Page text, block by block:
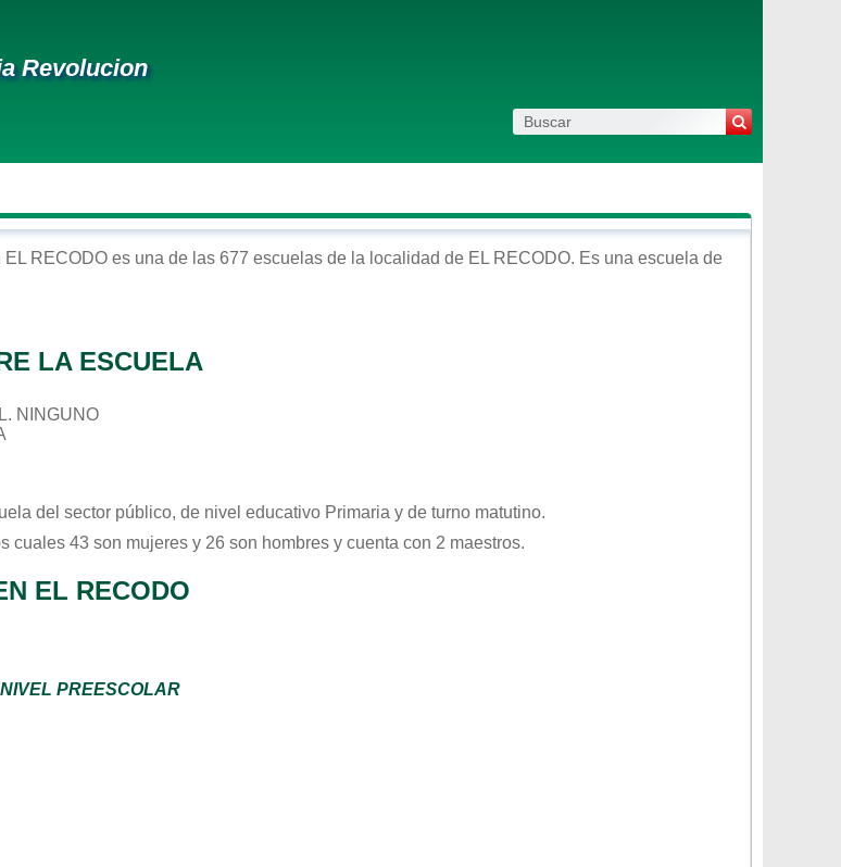
Revolucion
EL RECODO es una de las 677 escuelas de la localidad de EL RECODO. Es una escuela de
LA ESCUELA
NINGUNO
del sector público, de nivel educativo Primaria y de turno matutino.
cuales 43 son mujeres y 26 son hombres y cuenta con 2 maestros.
EL RECODO
PREESCOLAR